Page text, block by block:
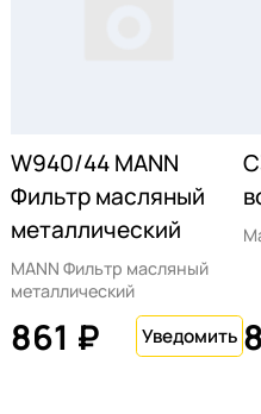
W940/44 MANN
Фильтр масляный
металлический
MANN Фильтр масляный
металлический
861 ₽